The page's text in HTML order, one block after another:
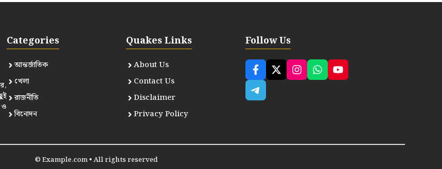
ও
Categories
আন্তর্জাতিক
খেলা
রাজনীতি
বিনোদন
Quakes Links
About Us
Contact Us
Disclaimer
Privacy Policy
Follow Us
© Example.com • All rights reserved